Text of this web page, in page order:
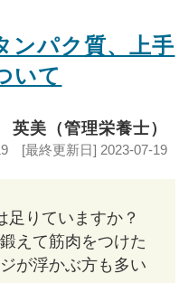
ンパク質、上手
いて
美（管理栄養士）
[最終更新日] 2023-07-19
足りていますか？
えて筋肉をつけた
が浮かぶ方も多い